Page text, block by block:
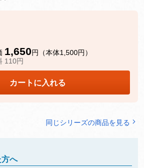
1,650円（本体1,500円）
110円
カートに入れる
同じシリーズの商品を見る
方へ